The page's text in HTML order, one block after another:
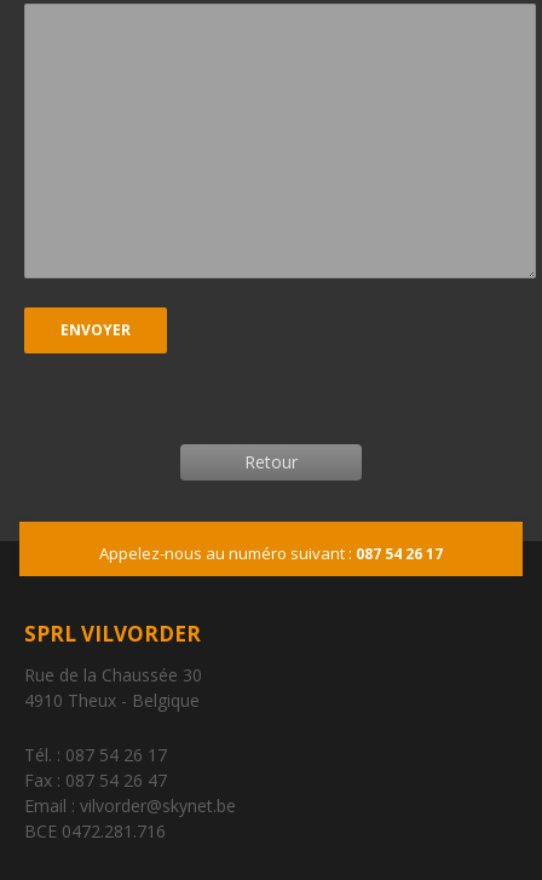
Retour
Appelez-nous au numéro suivant : 087 54 26 17
SPRL VILVORDER
Rue de la Chaussée 30
4910 Theux - Belgique
Tél. : 087 54 26 17
Fax : 087 54 26 47
Email : vilvorder@skynet.be
BCE 0472.281.716